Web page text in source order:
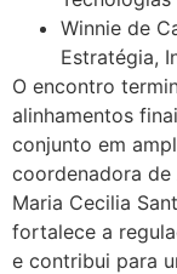
Winnie de
Estratégia,
O encontro
alinhamentos
conjunto em
coordenadora de
Maria Cecilia
fortalece a
e contribui para